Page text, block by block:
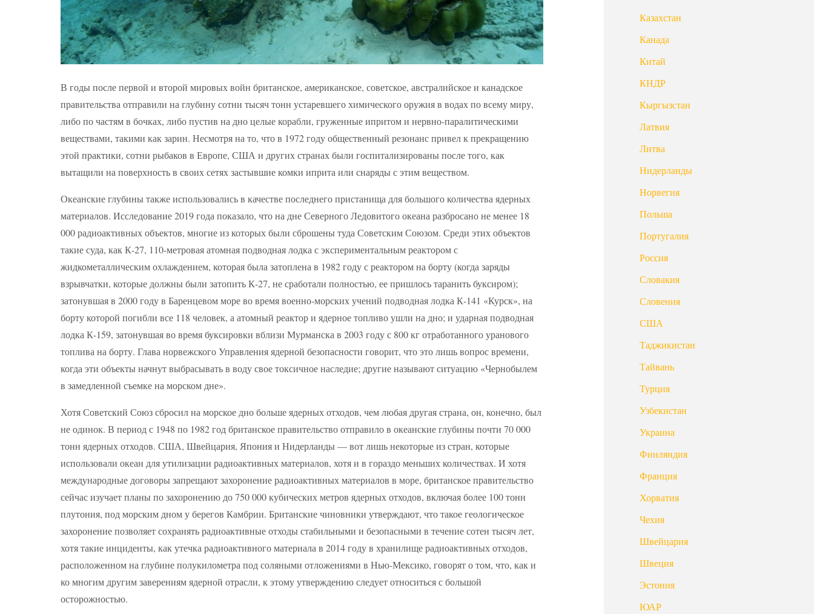
В годы после первой и второй мировых войн британское, американское, советское, австралийское и канадское
правительства отправили на глубину сотни тысяч тонн устаревшего химического оружия в водах по всему миру,
либо по частям в бочках, либо пустив на дно целые корабли, груженные ипритом и нервно-паралитическими
веществами, такими как зарин. Несмотря на то, что в 1972 году общественный резонанс привел к прекращению
этой практики, сотни рыбаков в Европе, США и других странах были госпитализированы после того, как
вытащили на поверхность в своих сетях застывшие комки иприта или снаряды с этим веществом.
Океанские глубины также использовались в качестве последнего пристанища для большого количества ядерных
материалов. Исследование 2019 года показало, что на дне Северного Ледовитого океана разбросано не менее 18
000 радиоактивных объектов, многие из которых были сброшены туда Советским Союзом. Среди этих объектов
такие суда, как К-27, 110-метровая атомная подводная лодка с экспериментальным реактором с
жидкометаллическим охлаждением, которая была затоплена в 1982 году с реактором на борту (когда заряды
взрывчатки, которые должны были затопить К-27, не сработали полностью, ее пришлось таранить буксиром);
затонувшая в 2000 году в Баренцевом море во время военно-морских учений подводная лодка К-141 «Курск», на
борту которой погибли все 118 человек, а атомный реактор и ядерное топливо ушли на дно; и ударная подводная
лодка К-159, затонувшая во время буксировки вблизи Мурманска в 2003 году с 800 кг отработанного уранового
топлива на борту. Глава норвежского Управления ядерной безопасности говорит, что это лишь вопрос времени,
когда эти объекты начнут выбрасывать в воду свое токсичное наследие; другие называют ситуацию «Чернобылем
в замедленной съемке на морском дне».
Хотя Советский Союз сбросил на морское дно больше ядерных отходов, чем любая другая страна, он, конечно, был
не одинок. В период с 1948 по 1982 год британское правительство отправило в океанские глубины почти 70 000
тонн ядерных отходов. США, Швейцария, Япония и Нидерланды — вот лишь некоторые из стран, которые
использовали океан для утилизации радиоактивных материалов, хотя и в гораздо меньших количествах. И хотя
международные договоры запрещают захоронение радиоактивных материалов в море, британское правительство
сейчас изучает планы по захоронению до 750 000 кубических метров ядерных отходов, включая более 100 тонн
плутония, под морским дном у берегов Камбрии. Британские чиновники утверждают, что такое геологическое
захоронение позволяет сохранять радиоактивные отходы стабильными и безопасными в течение сотен тысяч лет,
хотя такие инциденты, как утечка радиоактивного материала в 2014 году в хранилище радиоактивных отходов,
расположенном на глубине полукилометра под соляными отложениями в Нью-Мексико, говорят о том, что, как и
ко многим другим заверениям ядерной отрасли, к этому утверждению следует относиться с большой
осторожностью.
Казахстан
Канада
Китай
КНДР
Кыргызстан
Латвия
Литва
Нидерланды
Норвегия
Польша
Португалия
Россия
Словакия
Словения
США
Таджикистан
Тайвань
Турция
Узбекистан
Украина
Финляндия
Франция
Хорватия
Чехия
Швейцария
Швеция
Эстония
ЮАР